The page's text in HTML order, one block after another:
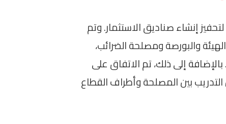
إنشاء صناديق الاستثمار. وتم
والبورصة ومصلحة الضرائب،
إلى ذلك، تم الاتفاق على
بين المصلحة وأطراف القطاع